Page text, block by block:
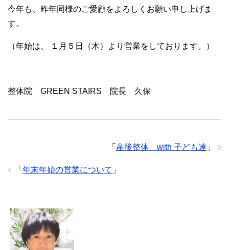
今年も、昨年同様のご愛顧をよろしくお願い申し上げま
す。
（年始は、 １月５日（木）より営業をしております。）
整体院 GREEN STAIRS 院長 久保
「 産後整体 with 子ども達 」
「 年末年始の営業について 」